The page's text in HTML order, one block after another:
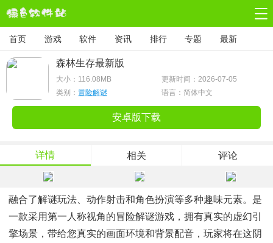
首页 游戏 软件 资讯 排行 专题 最新
森林生存最新版
大小： 116.08MB
更新时间：2026-07-05
类别： 冒险解谜 语言：简体中文
安卓版下载
详情 相关 评论
融合了解谜玩法、动作射击和角色扮演等多种趣味元素。是
一款采用第一人称视角的冒险解谜游戏，拥有真实的虚幻引
擎场景，带给您真实的画面环境和背景配音，玩家将在这阴